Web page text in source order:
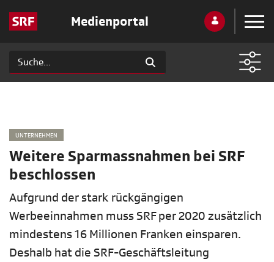
Medienportal
UNTERNEHMEN
Weitere Sparmassnahmen bei SRF
beschlossen
Aufgrund der stark rückgängigen
Werbeeinnahmen muss SRF per 2020 zusätzlich
mindestens 16 Millionen Franken einsparen.
Deshalb hat die SRF-Geschäftsleitung